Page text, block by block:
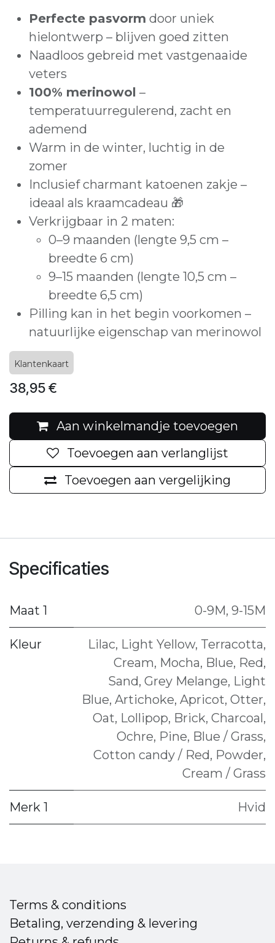
Perfecte pasvorm door uniek
hielontwerp – blijven goed zitten
Naadloos gebreid met vastgenaaide
veters
100% merinowol –
temperatuurregulerend, zacht en
ademend
Warm in de winter, luchtig in de
zomer
Inclusief charmant katoenen zakje –
ideaal als kraamcadeau 🎁
Verkrijgbaar in 2 maten:
0–9 maanden (lengte 9,5 cm –
breedte 6 cm)
9–15 maanden (lengte 10,5 cm –
breedte 6,5 cm)
Pilling kan in het begin voorkomen –
natuurlijke eigenschap van merinowol
Klantenkaart
38,95€
Aan winkelmandje toevoegen
Toevoegen aan vergelijking
Toevoegen aan verlanglijst
Specificaties
Maat 1 0-9M, 9-15M
Kleur Lilac, Light Yellow, Terracotta,
Cream, Mocha, Blue, Red,
Sand, Grey Melange, Light
Blue, Artichoke, Apricot, Otter,
Oat, Lollipop, Brick, Charcoal,
Ochre, Pine, Blue / Grass,
Cotton candy / Red, Powder,
Cream / Grass
Merk 1 Hvid
Terms & conditions
Betaling, verzending & levering